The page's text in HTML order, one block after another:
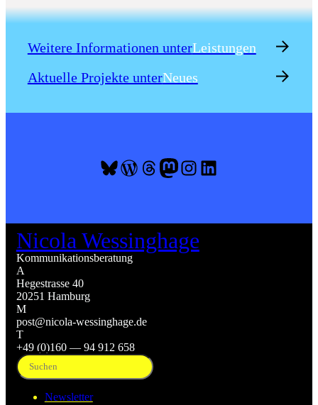
Weitere Informationen unterLeistungen
Aktuelle Projekte unterNeues
Bluesky
WordPress
Threads
Mastodon
Instagram
LinkedIn
Nicola Wessinghage
Kommunikationsberatung
A
Hegestrasse 40
20251 Hamburg
M
post@nicola-wessinghage.de
T
+49 (0)160 — 94 912 658
Suchen
Newsletter